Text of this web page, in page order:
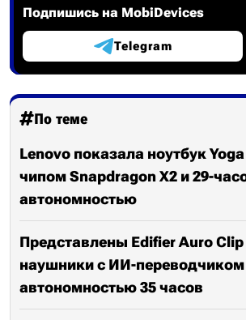
Подпишись на MobiDevices
Telegram
По теме
Lenovo показала ноутбук
чипом Snapdragon X2 и 29-
автономностью
Представлены Edifier Auro Clip
наушники с ИИ-переводчиком
автономностью 35 часов